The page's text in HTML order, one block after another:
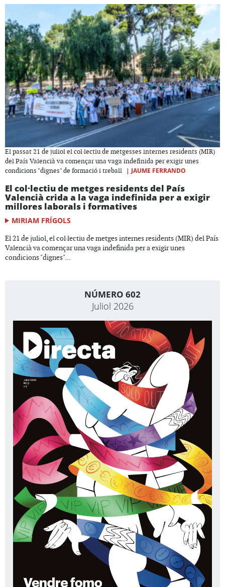
El passat 21 de juliol el col·lectiu de metgesses internes residents (MIR)
del País Valencià va començar una vaga indefinida per exigir unes
condicions "dignes" de formació i treball
| JAUME FERRANDO
El col·lectiu de metges residents del País
Valencià crida a la vaga indefinida per a exigir
millores laborals i formatives
MIRIAM FRÍGOLS
El 21 de juliol, el col·lectiu de metges internes residents (MIR) del País
Valencià va començar una vaga indefinida per a exigir unes
condicions "dignes"...
NÚMERO 602
Juliol 2026